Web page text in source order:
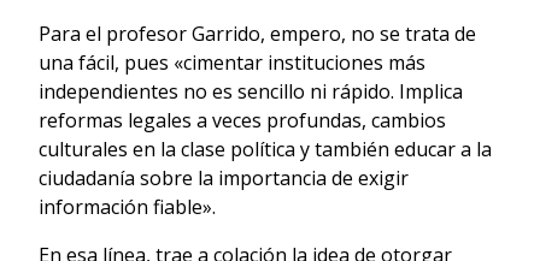
Para el profesor Garrido, empero, no se trata de
una fácil, pues «cimentar instituciones más
independientes no es sencillo ni rápido. Implica
reformas legales a veces profundas, cambios
culturales en la clase política y también educar a la
ciudadanía sobre la importancia de exigir
información fiable».
En esa línea, trae a colación la idea de otorgar